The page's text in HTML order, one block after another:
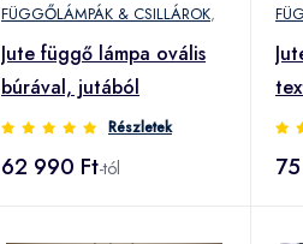
FÜGGŐLÁMPÁK & CSILLÁROK,
Jute függő lámpa ovális
búrával, jutából
Részletek
62 990 Ft-tól